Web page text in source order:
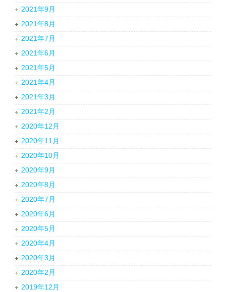
2021年9月
2021年8月
2021年7月
2021年6月
2021年5月
2021年4月
2021年3月
2021年2月
2020年12月
2020年11月
2020年10月
2020年9月
2020年8月
2020年7月
2020年6月
2020年5月
2020年4月
2020年3月
2020年2月
2019年12月